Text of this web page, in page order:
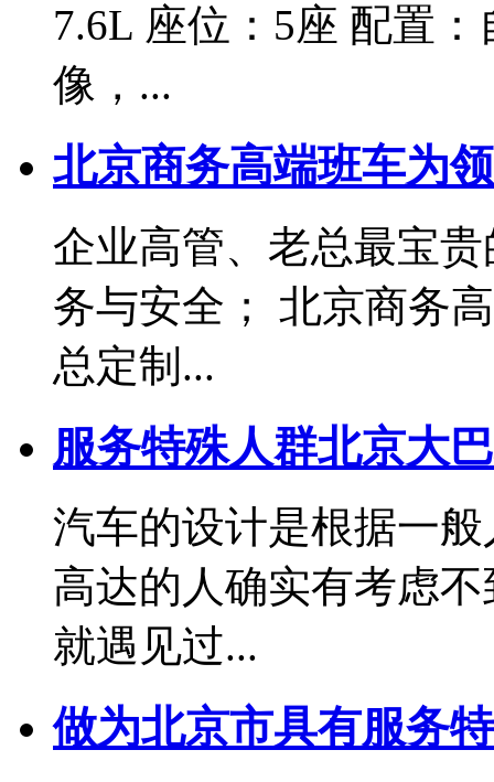
7.6L 座位：5座 配置
像，...
北京商务高端班车为
企业高管、老总最宝
务与安全； 北京商务
总定制...
服务特殊人群北京大
汽车的设计是根据一
高达的人确实有考虑
就遇见过...
做为北京市具有服务